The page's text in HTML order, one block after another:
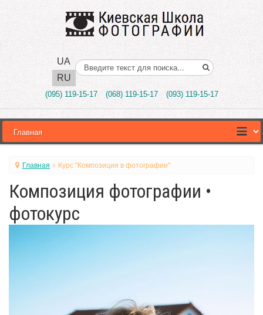
UA
RU
Поиск..
(095) 119-15-17 (068) 119-15-17 (093) 119-15-17
Главная Курс "Композиция в фотографии"
Композиция фотографии •
фотокурс